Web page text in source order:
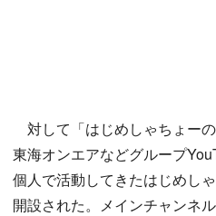
対して「はじめしゃちょー
東海オンエアなどグループ
個人で活動してきたはじめし
開設された。メインチャンネ